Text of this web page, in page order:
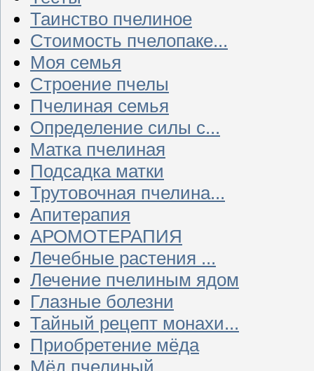
Таинство пчелиное
Стоимость пчелопаке...
Моя семья
Строение пчелы
Пчелиная семья
Определение силы с...
Матка пчелиная
Подсадка матки
Трутовочная пчелина...
Апитерапия
АРОМОТЕРАПИЯ
Лечебные растения ...
Лечение пчелиным ядом
Глазные болезни
Тайный рецепт монахи...
Приобретение мёда
Мёд пчелиный